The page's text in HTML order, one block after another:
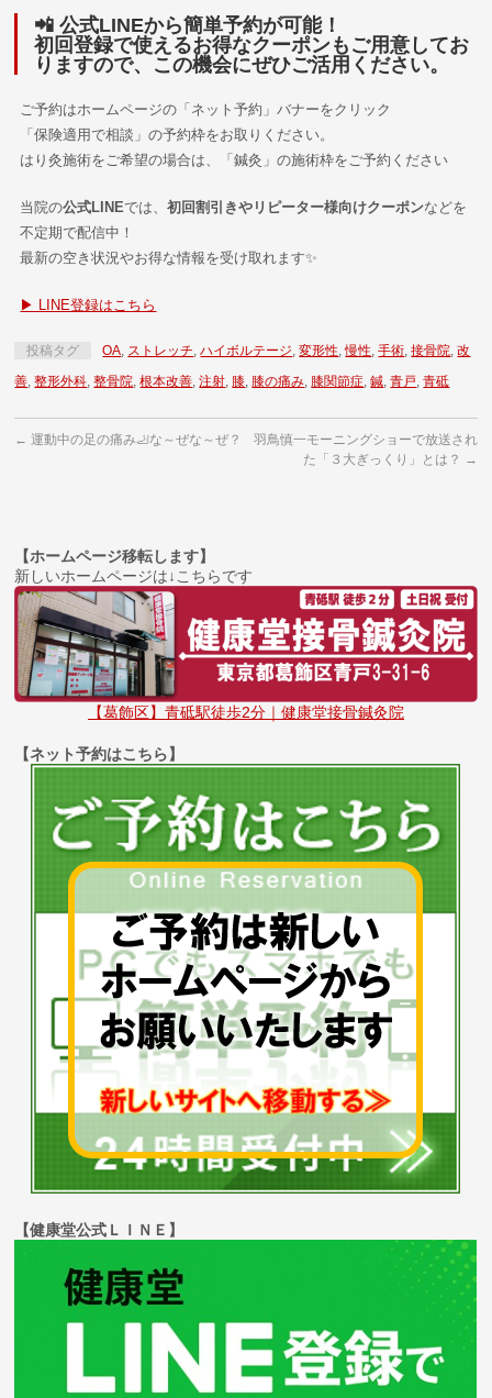
📲公式LINEから簡単予約が可能！
初回登録で使えるお得なクーポンもご用意してお
りますので、この機会にぜひご活用ください。
ご予約はホームページの「ネット予約」バナーをクリック
「保険適用で相談」の予約枠をお取りください。
はり灸施術をご希望の場合は、「鍼灸」の施術枠をご予約ください
当院の公式LINEでは、初回割引きやリピーター様向けクーポンなどを
不定期で配信中！
最新の空き状況やお得な情報を受け取れます✨
▶ LINE登録はこちら
投稿タグ OA, ストレッチ,ハイボルテージ,変形性,慢性,手術,接骨院,改
善,整形外科,整骨院,根本改善,注射, 膝, 膝の痛み, 膝関節症,鍼,青戸,青砥
← 運動中の足の痛み🦶な～ぜな～ぜ？
羽鳥慎一モーニングショーで放送され
た「３大ぎっくり」とは？ →
【ホームページ移転します】
新しいホームページは↓こちらです
【葛飾区】青砥駅徒歩2分｜健康堂接骨鍼灸院
【ネット予約はこちら】
【健康堂公式ＬＩＮＥ】